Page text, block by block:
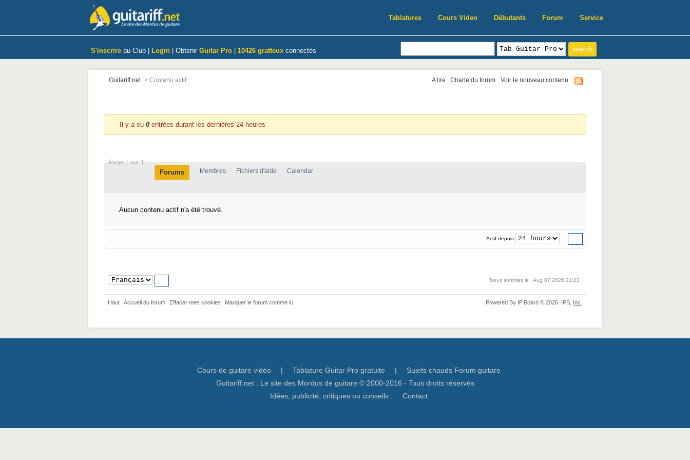
Tablatures Cours Video Débutants Forum Service
S'inscrire au Club | Login | Obtenir Guitar Pro 10426 gratteux connectés
Guitariff.net > Contenu actif A lire : Charte du forum Voir le nouveau contenu
Il y a eu 0 entrées durant les dernières 24 heures
Page 1 sur 1
Forums Membres Fichiers d'aide Calendar
Aucun contenu actif n'a été trouvé.
Actif depuis
Nous sommes le : Aug 07 2026 21:22
Haut Accueil du forum Effacer mes cookies Marquer le forum comme lu Powered By IP.Board © 2026 IPS, Inc
Cours de guitare vidéo | Tablature Guitar Pro gratuite |
Sujets chauds Forum guitare
Guitariff.net : Le site des Mordus de guitare © 2000-2016 - Tous droits réservés
Idées, publicité, critiques ou conseils :
Contact